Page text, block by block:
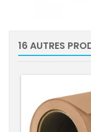
16 AUTRES